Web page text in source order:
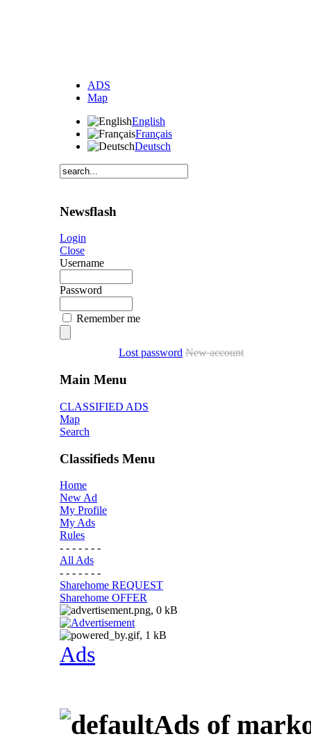
ADS
Map
English
Français
Deutsch
Newsflash
Login
Close
Username
Password
Remember me
Lost password New account
Main Menu
CLASSIFIED ADS
Map
Search
Classifieds Menu
Home
New Ad
My Profile
My Ads
Rules
- - - - - - -
All Ads
- - - - - - -
Sharehome REQUEST
Sharehome OFFER
Ads
Ads of